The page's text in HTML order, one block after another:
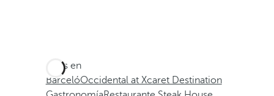
Estás en
BarcelóOccidental at Xcaret Destination